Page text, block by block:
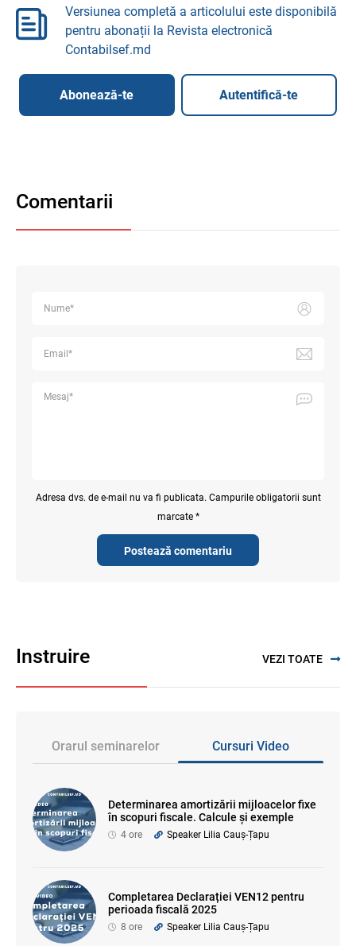
Versiunea completă a articolului este disponibilă
pentru abonații la Revista electronică
Contabilsef.md
Abonează-te Autentifică-te
Comentarii
Postează comentariu
Adresa dvs. de e-mail nu va fi publicata. Campurile obligatorii sunt
marcate *
Instruire VEZI TOATE
Orarul seminarelor Cursuri Video
Determinarea amortizării mijloacelor fixe
în scopuri fiscale. Calcule și exemple
4 ore Speaker Lilia Cauș-Țapu
Completarea Declarației VEN12 pentru
perioada fiscală 2025
8 ore Speaker Lilia Cauș-Țapu